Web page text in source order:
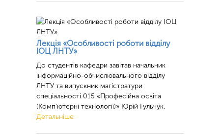
Лекція «Особливості роботи відділу
ІОЦ ЛНТУ»
До студентів кафедри завітав начальник
інформаційно-обчислювального відділу
ЛНТУ та випускник магістратури
спеціальності 015 «Професійна освіта
(Комп’ютерні технології)» Юрій Гульчук.
Детальніше